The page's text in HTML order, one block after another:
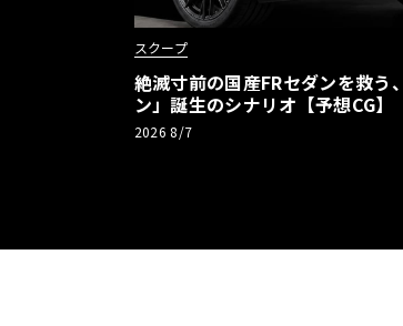
スクープ
絶滅寸前の国産FRセダンを救う
ン」誕生のシナリオ【予想CG】
2026 8/7